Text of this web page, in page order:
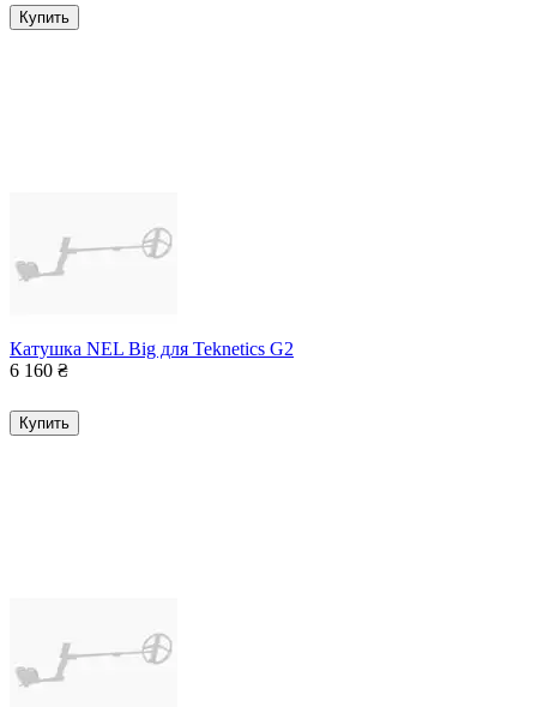
Купить
Катушка NEL Big для Teknetics G2
6 160 ₴
Купить